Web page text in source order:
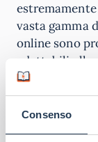
Consenso
vasta gamma
online sono
adattabili
hanno
lezioni
Questo
studiare a